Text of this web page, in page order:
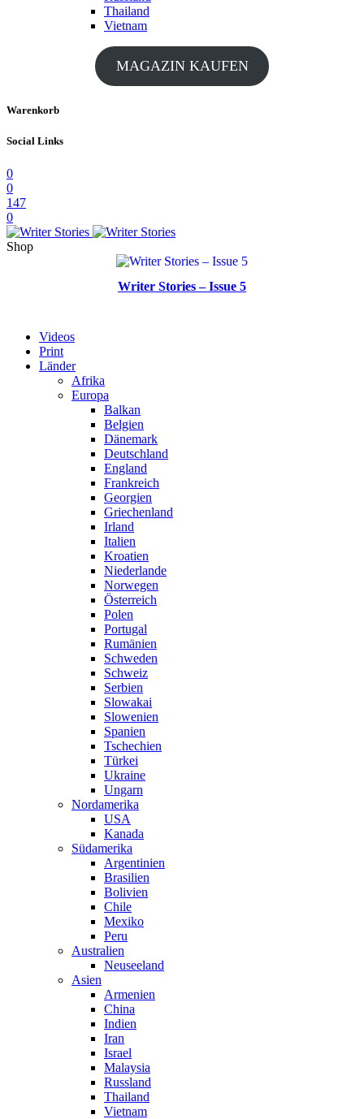
Thailand
Vietnam
MAGAZIN KAUFEN
Warenkorb
Social Links
0
0
147
0
Shop
Writer Stories – Issue 5
Videos
Print
Länder
Afrika
Europa
Balkan
Belgien
Dänemark
Deutschland
England
Frankreich
Georgien
Griechenland
Irland
Italien
Kroatien
Niederlande
Norwegen
Österreich
Polen
Portugal
Rumänien
Schweden
Schweiz
Serbien
Slowakai
Slowenien
Spanien
Tschechien
Türkei
Ukraine
Ungarn
Nordamerika
USA
Kanada
Südamerika
Argentinien
Brasilien
Bolivien
Chile
Mexiko
Peru
Australien
Neuseeland
Asien
Armenien
China
Indien
Iran
Israel
Malaysia
Russland
Thailand
Vietnam